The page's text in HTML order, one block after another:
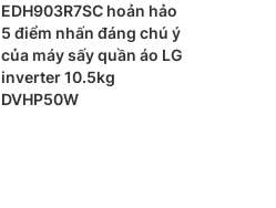
EDH903R7SC hoản hảo
5 điểm nhấn đáng chú ý
của máy sấy quần áo LG
inverter 10.5kg
DVHP50W